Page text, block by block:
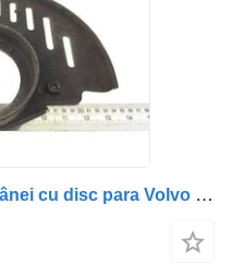
Protecție împotriva stropirii frânei cu disc para Volvo – 22698600 camión